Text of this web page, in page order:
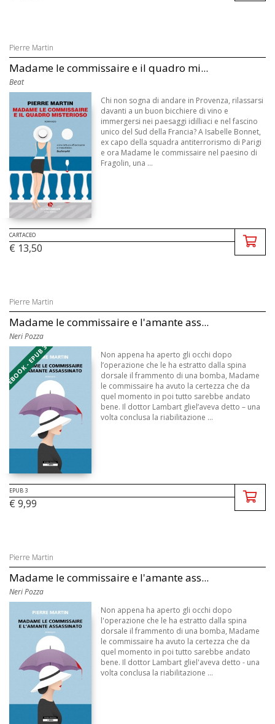
Pierre Martin
Madame le commissaire e il quadro mi...
Beat
Chi non sogna di andare in Provenza, rilassarsi
davanti a un buon bicchiere di vino e
immergersi nei paesaggi idilliaci e nel fascino
unico del Sud della Francia? A Isabelle Bonnet,
ex capo della squadra antiterrorismo di Parigi
e ora Madame le commissaire nel paesino di
Fragolin, una ...
CARTACEO
€ 13,50
Pierre Martin
Madame le commissaire e l'amante ass...
Neri Pozza
EBOOK - EPUB 3
Non appena ha aperto gli occhi dopo
l’operazione che le ha estratto dalla spina
dorsale il frammento di una bomba, Madame
le commissaire ha avuto la certezza che da
quel momento in poi tutto sarebbe andato
bene. Il dottor Lambart gliel’aveva detto – una
volta conclusa la riabilitazione ...
EPUB 3
€ 9,99
Pierre Martin
Madame le commissaire e l'amante ass...
Neri Pozza
Non appena ha aperto gli occhi dopo
l'operazione che le ha estratto dalla spina
dorsale il frammento di una bomba, Madame
le commissaire ha avuto la certezza che da
quel momento in poi tutto sarebbe andato
bene. Il dottor Lambart gliel'aveva detto - una
volta conclusa la riabilitazione ...